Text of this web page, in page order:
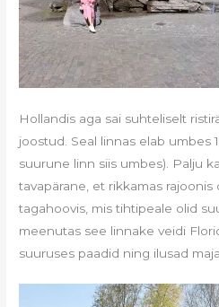
Hollandis aga sai suhteliselt
joostud. Seal linnas elab umbes
suurune linn siis umbes). Palju
tavapärane, et rikkamas
tagahoovis, mis tihtipeale olid
meenutas see linnake veidi
suuruses paadid ning ilusad